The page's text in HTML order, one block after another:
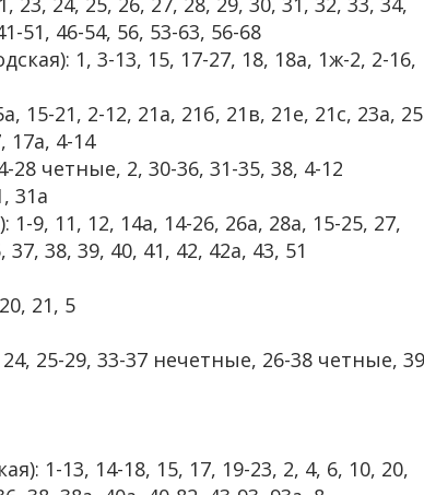
51, 46-54, 56, 53-63, 56-68
1, 3-13, 15, 17-27, 18, 18а, 1ж-2, 2-16,
15-21, 2-12, 21а, 21б, 21в, 21е, 21с, 23а,
17а, 4-14
28 четные, 2, 30-36, 31-35, 38, 4-12
31а
9, 11, 12, 14а, 14-26, 26а, 28а, 15-25, 27,
38, 39, 40, 41, 42, 42а, 43, 51
21, 5
25-29, 33-37 нечетные, 26-38 четные,
1-13, 14-18, 15, 17, 19-23, 2, 4, 6, 10, 20,